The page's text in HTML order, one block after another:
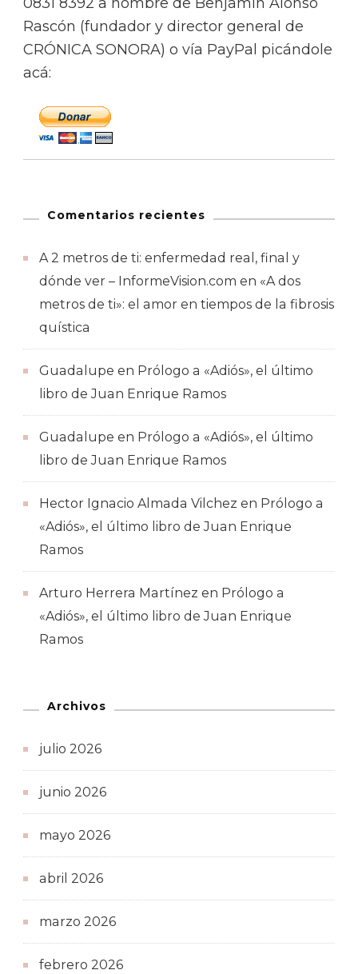
0831 8392 a nombre de Benjamín Alonso
Rascón (fundador y director general de
CRÓNICA SONORA) o vía PayPal picándole
acá:
Comentarios recientes
A 2 metros de ti: enfermedad real, final y
dónde ver – InformeVision.com en «A dos
metros de ti»: el amor en tiempos de la fibrosis
quística
Guadalupe en Prólogo a «Adiós», el último
libro de Juan Enrique Ramos
Guadalupe en Prólogo a «Adiós», el último
libro de Juan Enrique Ramos
Hector Ignacio Almada Vilchez en Prólogo a
«Adiós», el último libro de Juan Enrique
Ramos
Arturo Herrera Martínez en Prólogo a
«Adiós», el último libro de Juan Enrique
Ramos
Archivos
julio 2026
junio 2026
mayo 2026
abril 2026
marzo 2026
febrero 2026